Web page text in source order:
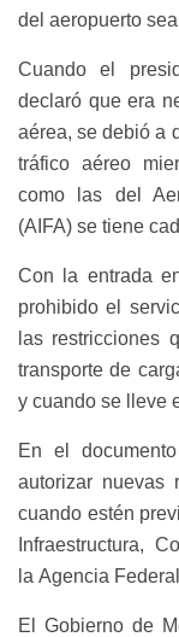
del aeropuerto
Cuando el
declaró que era
aérea, se debió a
tráfico aéreo
como las del
(AIFA) se tiene
Con la entrada
prohibido el
las restricciones
transporte de
y cuando se lleve
En el
autorizar nuevas
cuando estén
Infraestructura,
la Agencia
El Gobierno de